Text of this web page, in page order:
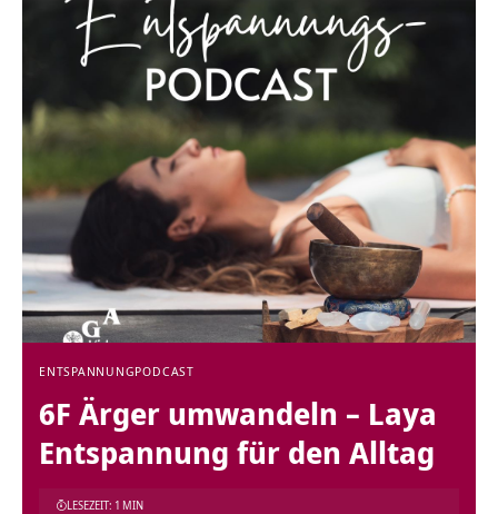
ENTSPANNUNGPODCAST
6F Ärger umwandeln – Laya
Entspannung für den Alltag
LESEZEIT: 1 MIN